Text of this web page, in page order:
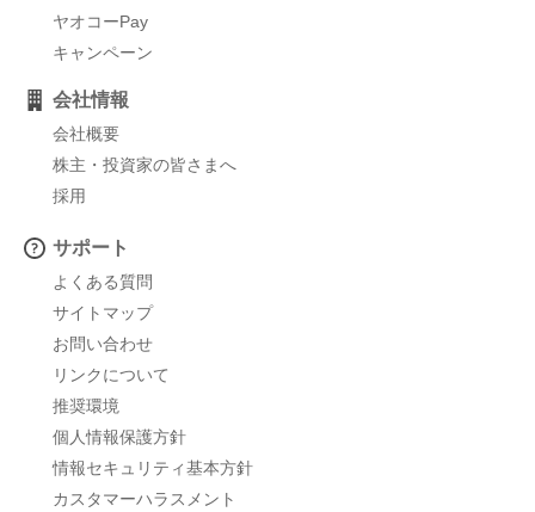
ヤオコーPay
キャンペーン
会社情報
会社概要
株主・投資家の皆さまへ
採用
サポート
よくある質問
サイトマップ
お問い合わせ
リンクについて
推奨環境
個人情報保護方針
情報セキュリティ基本方針
カスタマーハラスメント